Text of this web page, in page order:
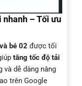
nhanh – Tối ưu
bé 02 được tối
tăng tốc độ tải
và dễ dàng nâng
trên Google